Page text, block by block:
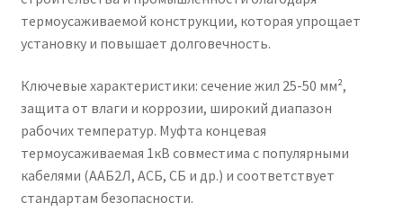
термоусаживаемой конструкции, которая упрощает
установку и повышает долговечность.
Ключевые характеристики: сечение жил 25-50 мм²,
защита от влаги и коррозии, широкий диапазон
рабочих температур. Муфта концевая
термоусаживаемая 1кВ совместима с популярными
кабелями (ААБ2Л, АСБ, СБ и др.) и соответствует
стандартам безопасности.